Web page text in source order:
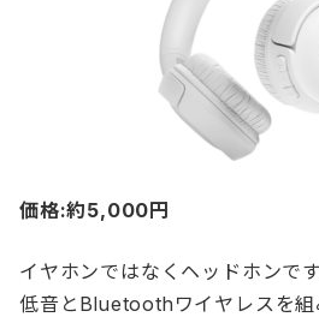
価格:約5,000円
イヤホンではなくヘッドホンで
低音とBluetoothワイヤレスを